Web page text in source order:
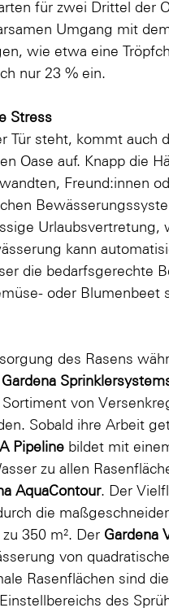
für zwei Drittel der
Umgang mit
wie etwa eine
nur 23 % ein.
Stress
Tür steht, kommt auch
Oase auf. Knapp die
Freund:innen
Urlaubsvertretung,
kann
die bedarfsgerechte
oder Blumenbeet
des Rasens
Gardena
von
Sobald ihre Arbeit
Pipeline bildet mit
zu allen
AquaContour. Der
die
350 m². Der Gardena
von
Rasenflächen sind die
des